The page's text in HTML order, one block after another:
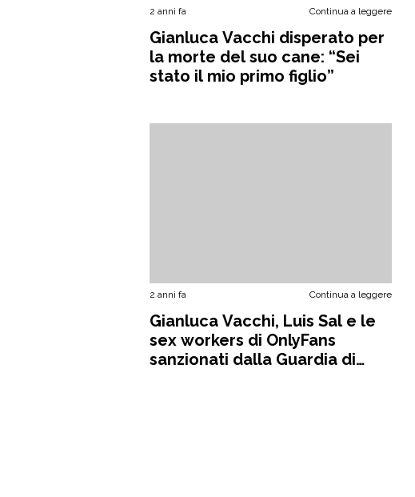
2 anni fa Continua a leggere
Gianluca Vacchi disperato per
la morte del suo cane: “Sei
stato il mio primo figlio”
2 anni fa Continua a leggere
Gianluca Vacchi, Luis Sal e le
sex workers di OnlyFans
sanzionati dalla Guardia di